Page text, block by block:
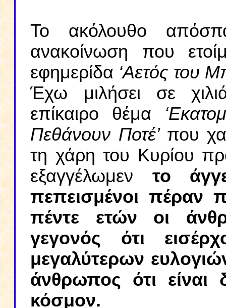
Το ακόλουθο
ανακοίνωση που
εφημερίδα ‘Αετός του
Έχω μιλήσει σε
επίκαιρο θέμα
Πεθάνουν Ποτέ’ που
τη χάρη του Κυρίου
εξαγγέλωμεν το
πεπεισμένοι πέραν
πέντε ετών οι
γεγονός ότι
μεγαλύτερων
άνθρωπος ότι είναι
κόσμον.